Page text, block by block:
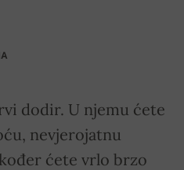
dodir. U njemu ćete
nevjerojatnu
ćete vrlo brzo